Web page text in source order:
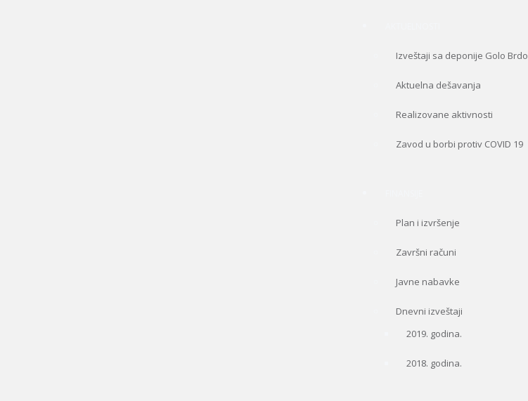
Izveštaji sa deponije Golo Brdo
Aktuelna dešavanja
Realizovane aktivnosti
Zavod u borbi protiv COVID 19
Plan i izvršenje
Završni računi
Javne nabavke
Dnevni izveštaji
2019. godina.
2018. godina.